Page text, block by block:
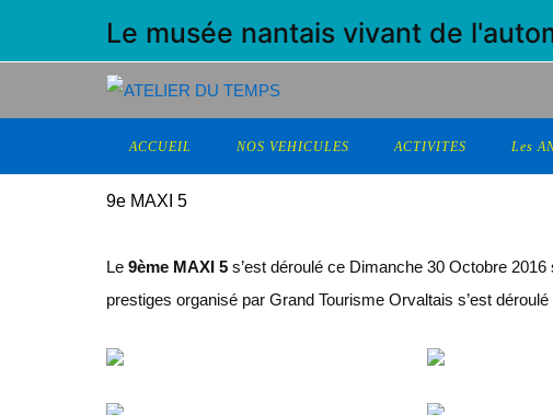
Le musée nantais vivant de
ACCUEIL NOS VEHICULES ACTIVITES Les
9e MAXI 5
Le 9ème MAXI 5 s’est déroulé ce Dimanche 30 Octobre
prestiges organisé par Grand Tourisme Orvaltais s’est